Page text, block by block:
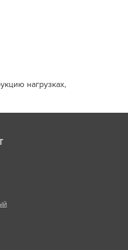
нагрузках,